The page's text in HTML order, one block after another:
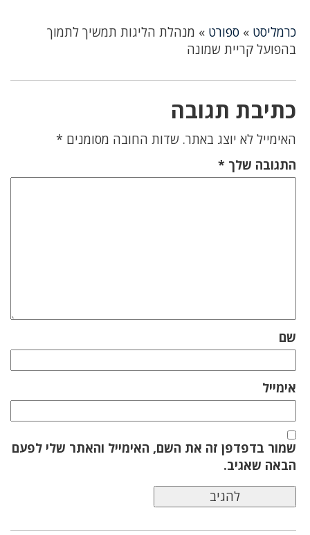
כרמליסט » ספורט » מנהלת הליגות תמשיך לתמוך
בהפועל קריית שמונה
כתיבת תגובה
האימייל לא יוצג באתר. שדות החובה מסומנים *
התגובה שלך *
שם
אימייל
שמור בדפדפן זה את השם, האימייל והאתר שלי לפעם
הבאה שאגיב.